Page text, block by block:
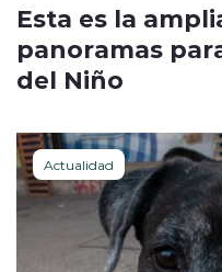
Esta es la
panoramas
del Niño
Actualidad